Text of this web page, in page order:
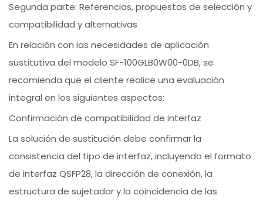
Segunda parte: Referencias, propuestas de selección y
compatibilidad y alternativas
En relación con las necesidades de aplicación
sustitutiva del modelo SF-100GLB0W00-0DB, se
recomienda que el cliente realice una evaluación
integral en los siguientes aspectos:
Confirmación de compatibilidad de interfaz
La solución de sustitución debe confirmar la
consistencia del tipo de interfaz, incluyendo el formato
de interfaz QSFP28, la dirección de conexión, la
estructura de sujetador y la coincidencia de las